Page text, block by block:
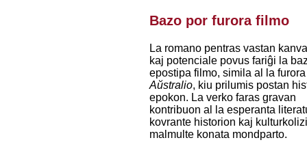
Bazo por furora filmo
La romano pentras vastan
kaj potenciale povus fariĝi la
epostipa filmo, simila al la furora
Aŭstralio, kiu prilumis postan
epokon. La verko faras gravan
kontribuon al la esperanta
kovrante historion kaj
malmulte konata mondparto.